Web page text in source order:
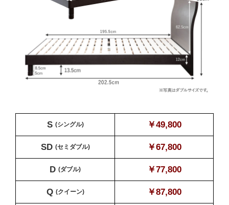
S (シングル) ￥49,800
SD (セミダブル) ￥67,800
D (ダブル) ￥77,800
Q (クイーン) ￥87,800